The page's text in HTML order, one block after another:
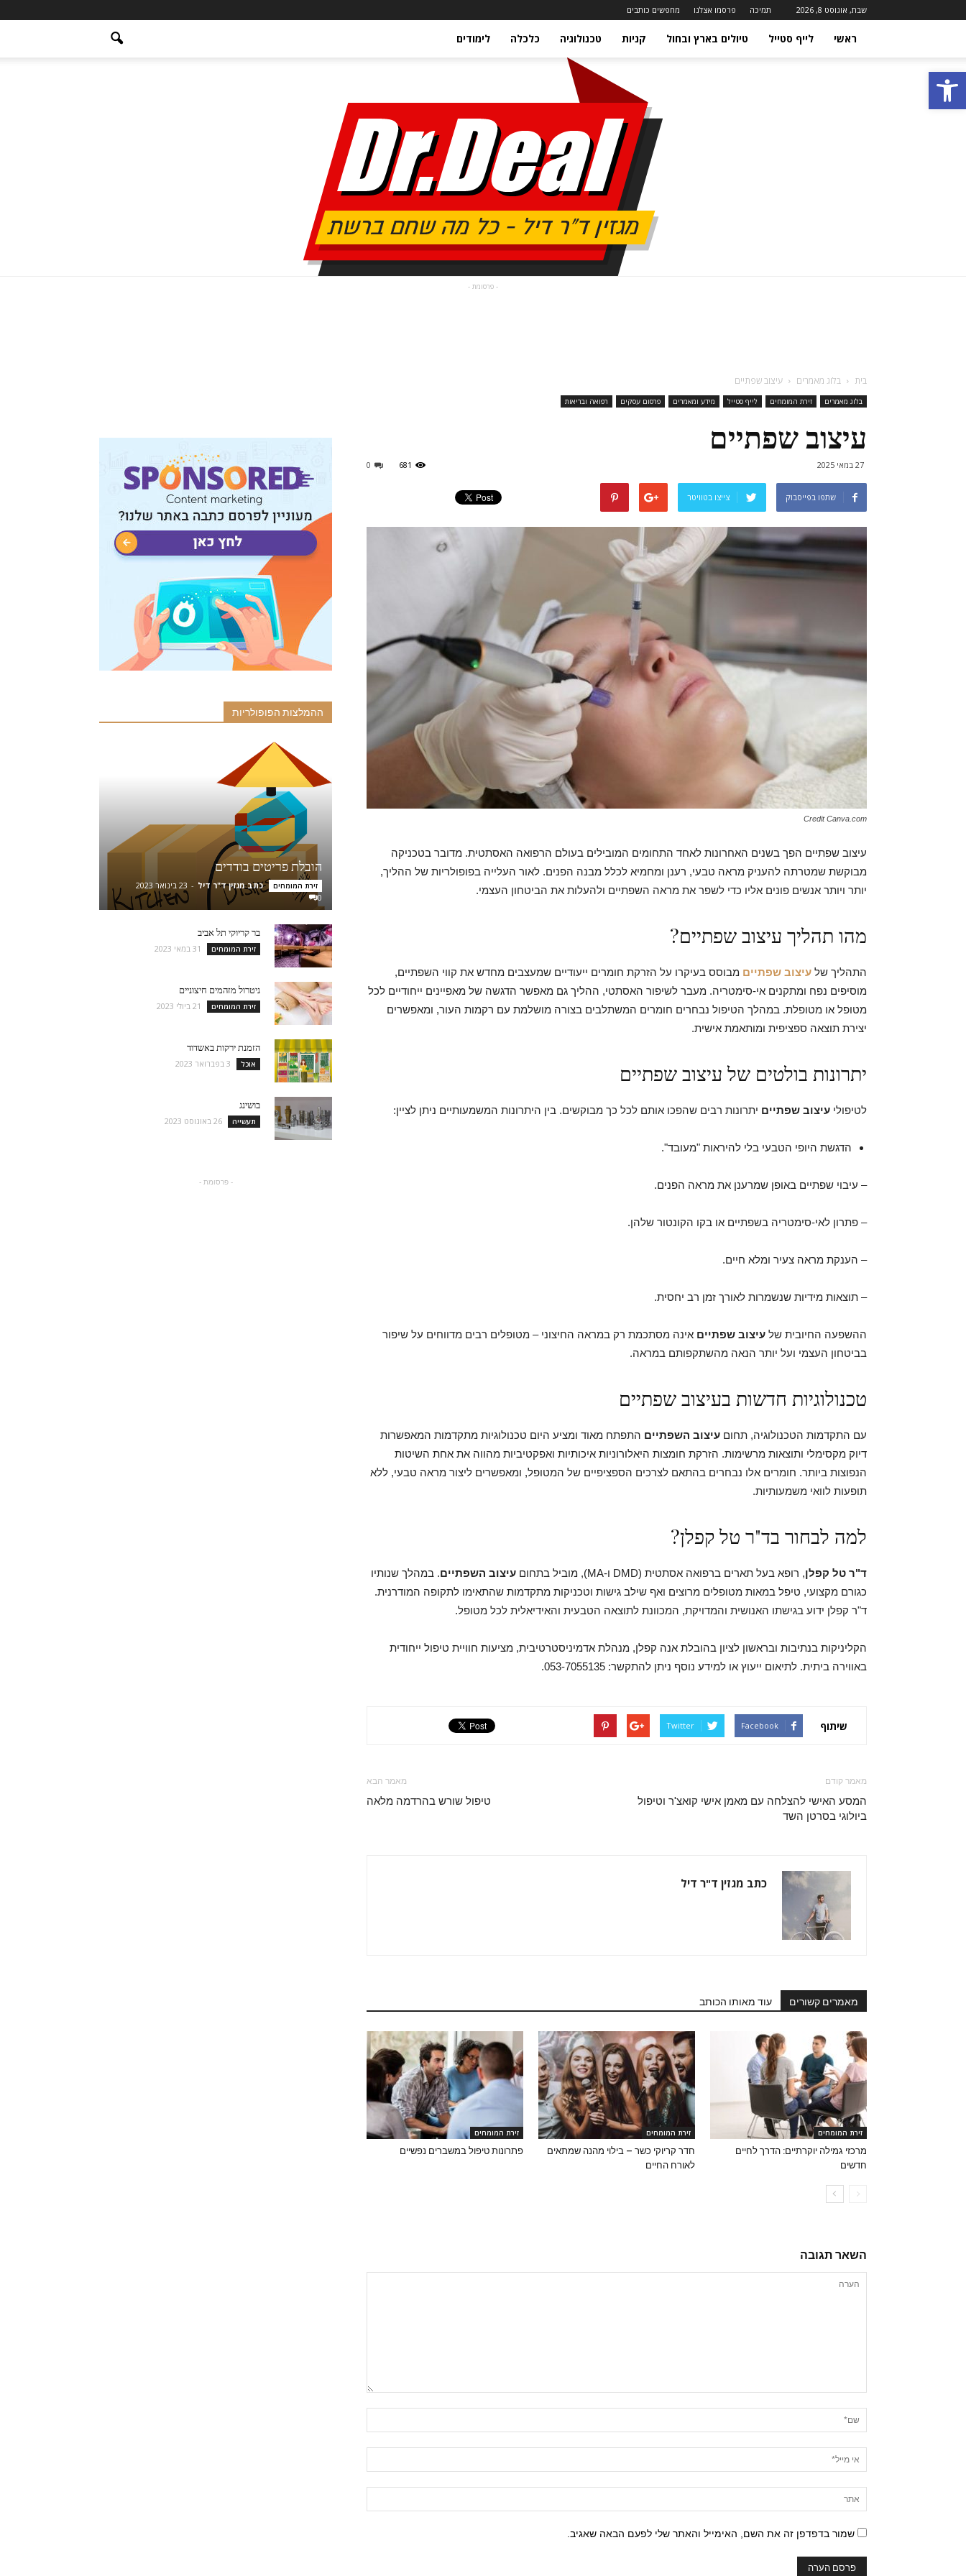
פתח סרגל נגישות
שבת, אוגוסט 8, 2026 תמיכה פרסמו אצלנו מחפשים כותבים
ראשי לייף סטייל טיולים בארץ ובחול קניות טכנולוגיה כלכלה לימודים
- פרסומת -
בית בלוג מאמרים עיצוב שפתיים
בלוג מאמרים זירת המומחים לייף סטייל מידע ומאמרים פרסום עסקים רפואה ובריאות
עיצוב שפתיים
27 במאי 2025 0 681
שתפו בפייסבוק צייצו בטוויטר
Credit Canva.com
עיצוב שפתיים הפך בשנים האחרונות לאחד התחומים המובילים בעולם הרפואה האסתטית. מדובר בטכניקה
מבוקשת שמטרתה להעניק מראה טבעי, רענן ומחמיא לכלל מבנה הפנים. לאור העלייה בפופולריות של ההליך,
יותר ויותר אנשים פונים אליו כדי לשפר את מראה השפתיים ולהעלות את הביטחון העצמי.
מהו תהליך עיצוב שפתיים?
התהליך של עיצוב שפתיים מבוסס בעיקרו על הזרקת חומרים ייעודיים שמעצבים מחדש את קווי השפתיים,
מוסיפים נפח ומתקנים אי-סימטריה. מעבר לשיפור האסתטי, ההליך גם מאפשר הדגשה של מאפיינים ייחודיים לכל
מטופל או מטופלת. במהלך הטיפול נבחרים חומרים המשתלבים בצורה מושלמת עם רקמות העור, ומאפשרים
יצירת תוצאה ספציפית ומותאמת אישית.
יתרונות בולטים של עיצוב שפתיים
לטיפולי עיצוב שפתיים יתרונות רבים שהפכו אותם לכל כך מבוקשים. בין היתרונות המשמעותיים ניתן לציין:
הדגשת היופי הטבעי בלי להיראות "מעובד".
– עיבוי שפתיים באופן שמרענן את מראה הפנים.
– פתרון לאי-סימטריה בשפתיים או בקו הקונטור שלהן.
– הענקת מראה צעיר ומלא חיים.
– תוצאות מידיות שנשמרות לאורך זמן רב יחסית.
ההשפעה החיובית של עיצוב שפתיים אינה מסתכמת רק במראה החיצוני – מטופלים רבים מדווחים על שיפור
בביטחון העצמי ועל יותר הנאה מהשתקפותם במראה.
טכנולוגיות חדשות בעיצוב שפתיים
עם התקדמות הטכנולוגיה, תחום עיצוב השפתיים התפתח מאוד ומציע היום טכנולוגיות מתקדמות המאפשרות
דיוק מקסימלי ותוצאות מרשימות. הזרקת חומצות היאלורוניות איכותיות ואפקטיביות מהווה את אחת השיטות
הנפוצות ביותר. חומרים אלו נבחרים בהתאם לצרכים הספציפיים של המטופל, ומאפשרים ליצור מראה טבעי, ללא
תופעות לוואי משמעותיות.
למה לבחור בד"ר טל קפלן?
ד"ר טל קפלן, רופא בעל תארים ברפואה אסתטית (DMD ו-MA), מוביל בתחום עיצוב השפתיים. במהלך שנותיו
כגורם מקצועי, טיפל במאות מטופלים מרוצים ואף שילב גישות וטכניקות מתקדמות שהתאימו לתקופה המודרנית.
ד"ר קפלן ידוע בגישתו האנושית והמדויקת, המכוונת לתוצאה הטבעית והאידיאלית לכל מטופל.
הקליניקות בנתיבות ובראשון לציון בהובלת אנה קפלן, מנהלת אדמיניסטרטיבית, מציעות חוויית טיפול ייחודית
באווירה ביתית. לתיאום ייעוץ או למידע נוסף ניתן להתקשר: 053-7055135.
שיתוף Facebook
Twitter
מאמר קודם
המסע האישי להצלחה עם מאמן אישי קואצ'ר וטיפול
ביולוגי בסרטן השד
מאמר הבא
טיפול שורש בהרדמה מלאה
כתב מגזין ד"ר דיל
מאמרים קשורים עוד מאותו הכותב
זירת המומחים
מרכזי גמילה יוקרתיים: הדרך לחיים
חדשים
זירת המומחים
חדר קריוקי כשר – בילוי מהנה שמתאים
לאורח החיים
זירת המומחים
פתרונות טיפול במשברים נפשיים
השאר תגובה
שמור בדפדפן זה את השם, האימייל והאתר שלי לפעם הבאה שאגיב.
ההמלצות הפופולריות
הובלת פריטים בודדים
זירת המומחים כתב מגזין ד"ר דיל - 23 בינואר 2023
0
בר קריוקי תל אביב
זירת המומחים 31 במאי 2023
ניטרול מזהמים חיצוניים
זירת המומחים 21 ביולי 2023
הזמנת ירקות באשדוד
אוכל 3 בפברואר 2023
בושינג
תעשייה 26 באוגוסט 2023
- פרסומת -